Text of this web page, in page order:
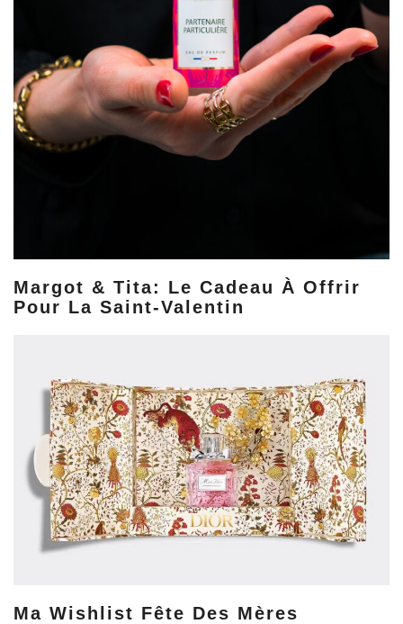
Margot & Tita: Le Cadeau À Offrir
Pour La Saint-Valentin
Ma Wishlist Fête Des Mères